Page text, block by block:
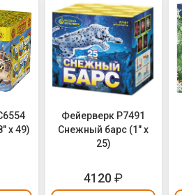
х 49)
Фейерверк Р7491
Снежный барс (1" х
25)
4120₽